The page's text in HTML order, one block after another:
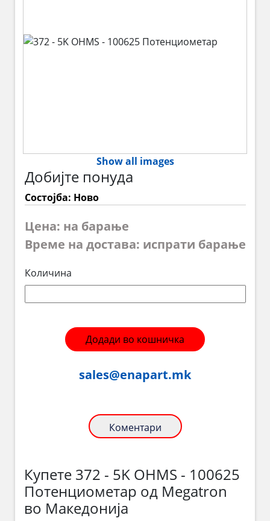
Show all images
Добијте понуда
Состојба: Ново
Цена: на барање
Време на достава: испрати барање
Количина
Додади во кошничка
sales@enapart.mk
Коментари
Купете 372 - 5K OHMS - 100625
Потенциометар од Megatron
во Македонија